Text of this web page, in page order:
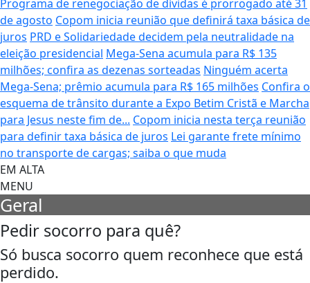
Programa de renegociação de dívidas é prorrogado até 31
de agosto Copom inicia reunião que definirá taxa básica de
juros PRD e Solidariedade decidem pela neutralidade na
eleição presidencial Mega-Sena acumula para R$ 135
milhões; confira as dezenas sorteadas Ninguém acerta
Mega-Sena; prêmio acumula para R$ 165 milhões Confira o
esquema de trânsito durante a Expo Betim Cristã e Marcha
para Jesus neste fim de... Copom inicia nesta terça reunião
para definir taxa básica de juros Lei garante frete mínimo
no transporte de cargas; saiba o que muda
EM ALTA
MENU
Geral
Pedir socorro para quê?
Só busca socorro quem reconhece que está
perdido.